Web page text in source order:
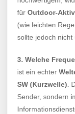
für Outdoor-
(wie leichten
sollte jedoch nicht
3. Welche
ist ein echter
SW (Kurzwelle) .
Sender, sondern